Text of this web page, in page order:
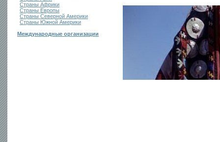
Страны Африки
Страны Европы
Страны Северной Америки
Страны Южной Америки
Международные организации